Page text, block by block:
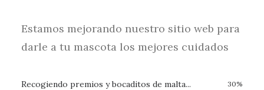
Estamos mejorando nuestro sitio web para
darle a tu mascota los mejores cuidados
Recogiendo premios y bocaditos de malta... 30%